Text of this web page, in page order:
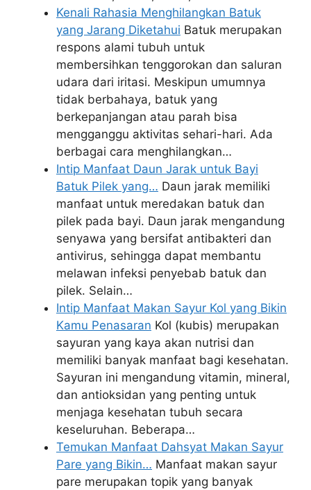
Kenali Rahasia Menghilangkan Batuk
yang Jarang Diketahui Batuk merupakan
respons alami tubuh untuk
membersihkan tenggorokan dan saluran
udara dari iritasi. Meskipun umumnya
tidak berbahaya, batuk yang
berkepanjangan atau parah bisa
mengganggu aktivitas sehari-hari. Ada
berbagai cara menghilangkan…
Intip Manfaat Daun Jarak untuk Bayi
Batuk Pilek yang… Daun jarak memiliki
manfaat untuk meredakan batuk dan
pilek pada bayi. Daun jarak mengandung
senyawa yang bersifat antibakteri dan
antivirus, sehingga dapat membantu
melawan infeksi penyebab batuk dan
pilek. Selain…
Intip Manfaat Makan Sayur Kol yang Bikin
Kamu Penasaran Kol (kubis) merupakan
sayuran yang kaya akan nutrisi dan
memiliki banyak manfaat bagi kesehatan.
Sayuran ini mengandung vitamin, mineral,
dan antioksidan yang penting untuk
menjaga kesehatan tubuh secara
keseluruhan. Beberapa…
Temukan Manfaat Dahsyat Makan Sayur
Pare yang Bikin… Manfaat makan sayur
pare merupakan topik yang banyak